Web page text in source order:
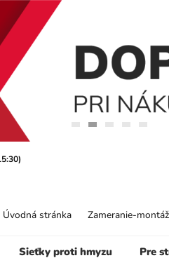
Sieťky proti hmyzu Pre
Úvodná stránka Zameranie-montáž